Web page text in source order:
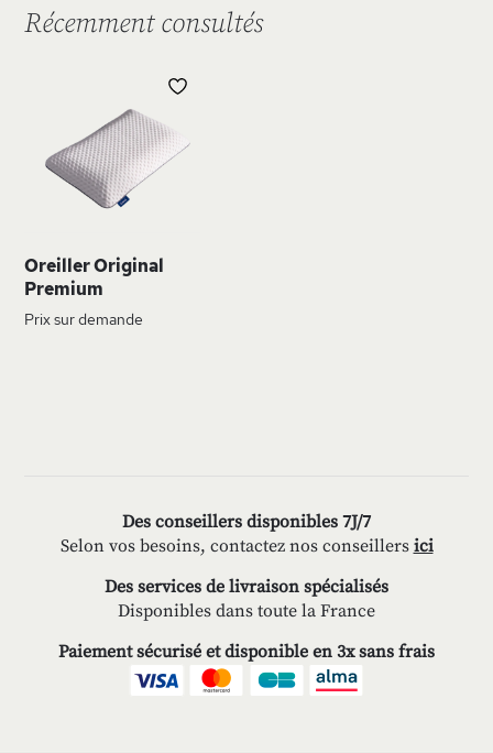
Récemment consultés
Oreiller Original
Premium
Prix sur demande
Des conseillers disponibles 7J/7
Selon vos besoins, contactez nos conseillers ici
Des services de livraison spécialisés
Disponibles dans toute la France
Paiement sécurisé et disponible en 3x sans frais